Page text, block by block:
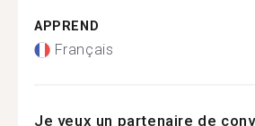
APPREND
Français
Je veux un partenaire de